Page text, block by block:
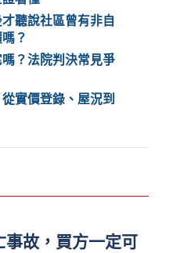
聽說社區曾有非自
？
？法院判決常見爭
實價登錄、屋況到
事故，買方一定可